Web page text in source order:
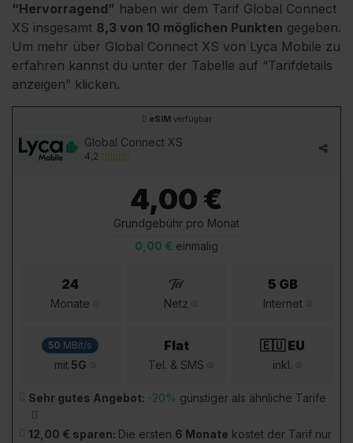
“Hervorragend” haben wir dem Tarif Global Connect
XS insgesamt 8,3 von 10 möglichen Punkten gegeben.
Um mehr über Global Connect XS von Lyca Mobile zu
erfahren kannst du unter der Tabelle auf “Tarifdetails
anzeigen” klicken.
eSIM verfügbar
Global Connect XS
4,2
4,00 €
Grundgebühr pro Monat
0,00 € einmalig
24
Monate Netz
5 GB
Internet
50 MBit/s
mit5G
Flat
Tel. & SMS
🇪🇺 EU
inkl.
Sehr gutes Angebot: -20% günstiger als ähnliche Tarife
12,00 € sparen: Die ersten 6 Monate kostet der Tarif nur